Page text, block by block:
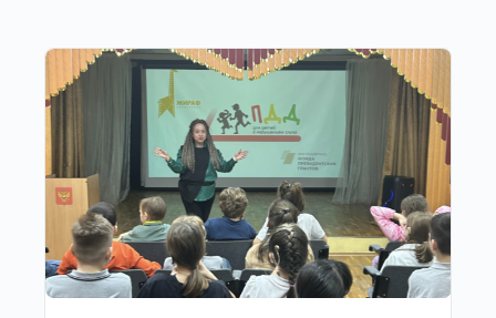
Другие публикации